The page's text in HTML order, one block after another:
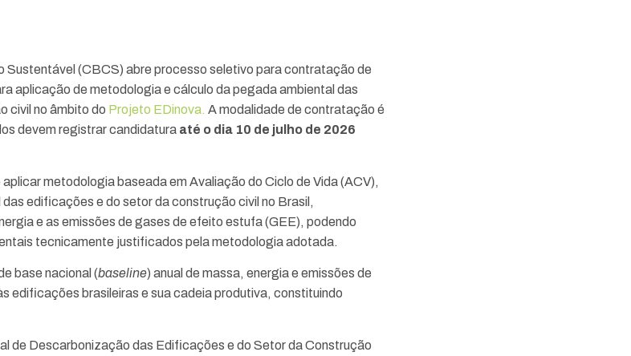
Sustentável (CBCS) abre processo seletivo para contratação de
aplicação de metodologia e cálculo da pegada ambiental das
civil no âmbito do Projeto EDinova. A modalidade de contratação é
devem registrar candidatura até o dia 10 de julho de 2026
metodologia baseada em Avaliação do Ciclo de Vida (ACV),
edificações e do setor da construção civil no Brasil,
e as emissões de gases de efeito estufa (GEE), podendo
tecnicamente justificados pela metodologia adotada.
base nacional (baseline) anual de massa, energia e emissões de
edificações brasileiras e sua cadeia produtiva, constituindo
de Descarbonização das Edificações e do Setor da Construção